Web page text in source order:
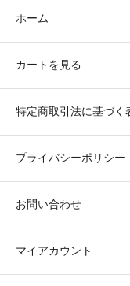
ホーム
カートを見る
特定商取引法に基づく
プライバシーポリシー
お問い合わせ
マイアカウント